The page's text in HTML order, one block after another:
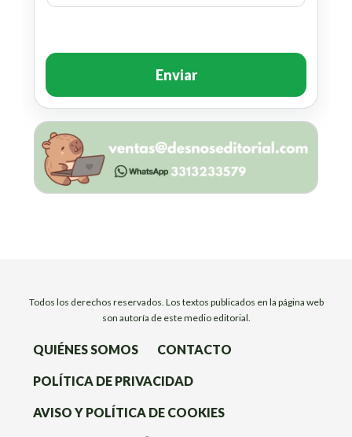
*
Enviar
Todos los derechos reservados. Los textos publicados en la página web
son autoría de este medio editorial.
QUIÉNES SOMOS CONTACTO
POLÍTICA DE PRIVACIDAD
AVISO Y POLÍTICA DE COOKIES